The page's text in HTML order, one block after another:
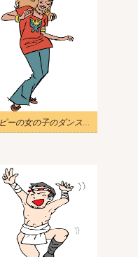
ヒッピーの女の子のダンスのイラスト